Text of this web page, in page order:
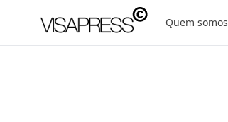
Visapress Quem somos